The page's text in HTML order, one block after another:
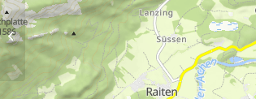
Freundschaftsweg
“Tradition”
Bergsteigerdörfer
Schleching und ...